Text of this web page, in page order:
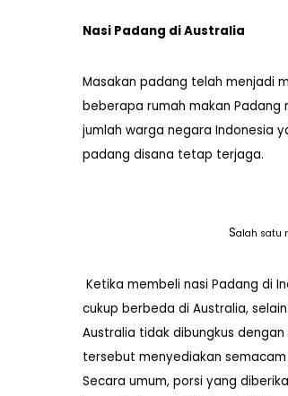
Nasi Padang di Australia
Masakan padang telah menjadi
beberapa rumah makan Padang
jumlah warga negara Indonesia
padang disana tetap terjaga.
Salah satu
Ketika membeli nasi Padang di
cukup berbeda di Australia,
Australia tidak dibungkus
tersebut menyediakan semacam
Secara umum, porsi yang